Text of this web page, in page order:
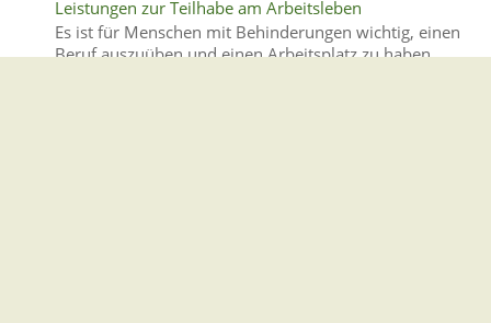
Leistungen zur Teilhabe am Arbeitsleben
Es ist für Menschen mit Behinderungen wichtig, einen
Beruf auszuüben und einen Arbeitsplatz zu haben.